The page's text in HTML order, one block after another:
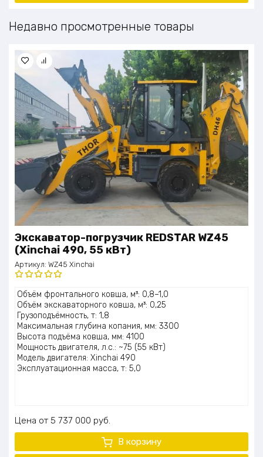
Недавно просмотренные товары
Экскаватор-погрузчик REDSTAR WZ45
(Xinchai 490, 55 кВт)
Артикул: WZ45 Xinchai
Оценка
5.00из 5
Объём фронтального ковша, м³: 0,8–1,0
Объём экскаваторного ковша, м³: 0,25
Грузоподъёмность, т: 1,8
Максимальная глубина копания, мм: 3300
Высота подъёма ковша, мм: 4100
Мощность двигателя, л.с.: ~75 (55 кВт)
Модель двигателя: Xinchai 490
Эксплуатационная масса, т: 5,0
Цена 5 737 000 руб.
В корзину